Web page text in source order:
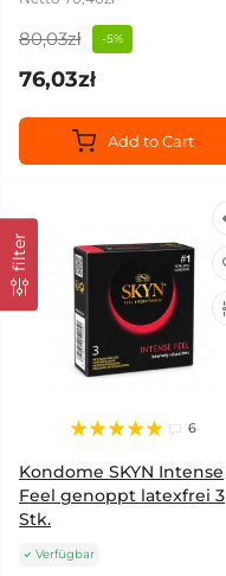
filter
80,03zł -5%
76,03zł
Add to Cart
6
Kondome SKYN Intense
Feel genoppt latexfrei 3
Stk.
Verfügbar